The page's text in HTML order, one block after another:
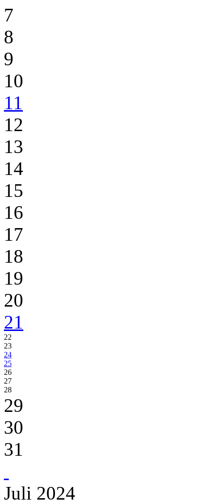
7
8
9
10
11
12
13
14
15
16
17
18
19
20
21
22
23
24
25
26
27
28
29
30
31
Juli 2024